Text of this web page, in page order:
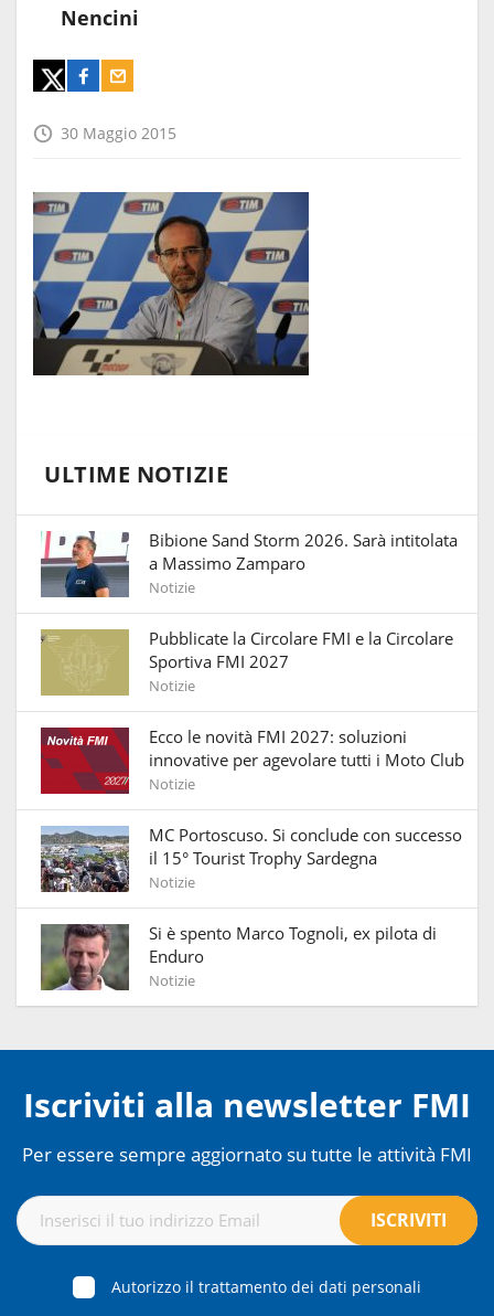
Nencini
30 Maggio 2015
ULTIME NOTIZIE
Bibione Sand Storm 2026. Sarà intitolata
a Massimo Zamparo
Notizie
Pubblicate la Circolare FMI e la Circolare
Sportiva FMI 2027
Notizie
Ecco le novità FMI 2027: soluzioni
innovative per agevolare tutti i Moto Club
Notizie
MC Portoscuso. Si conclude con successo
il 15° Tourist Trophy Sardegna
Notizie
Si è spento Marco Tognoli, ex pilota di
Enduro
Notizie
Iscriviti alla newsletter FMI
Per essere sempre aggiornato su tutte le attività FMI
Autorizzo il trattamento dei dati personali